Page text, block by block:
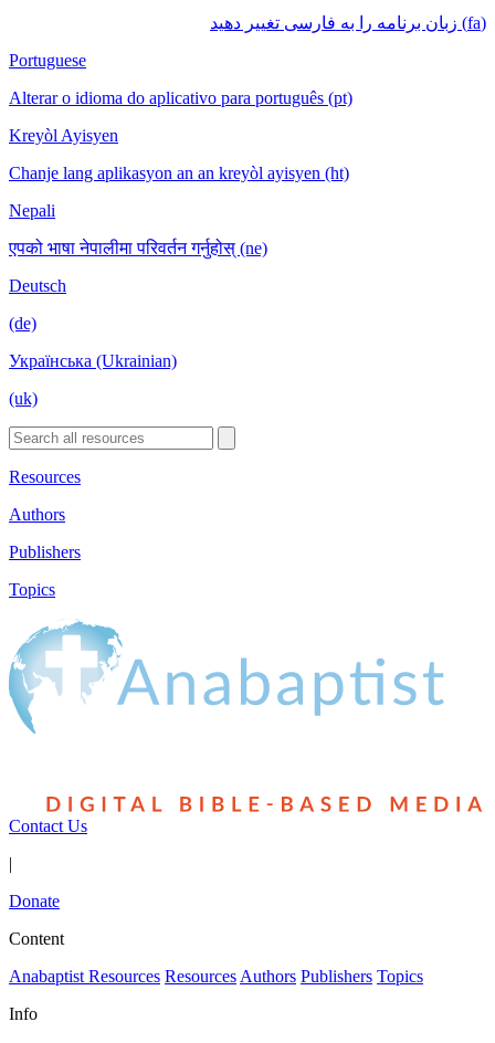
(fa) زبان برنامه را به فارسی تغییر دهید
Portuguese
Alterar o idioma do aplicativo para português (pt)
Kreyòl Ayisyen
Chanje lang aplikasyon an an kreyòl ayisyen (ht)
Nepali
एपको भाषा नेपालीमा परिवर्तन गर्नुहोस् (ne)
Deutsch
(de)
Українська (Ukrainian)
(uk)
Resources
Authors
Publishers
Topics
Contact Us
|
Donate
Content
Anabaptist Resources Resources Authors Publishers Topics
Info